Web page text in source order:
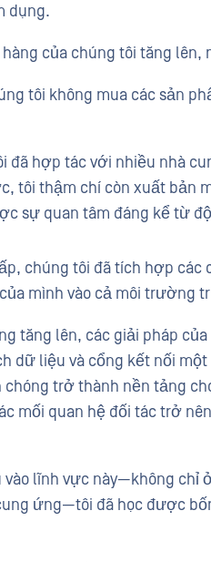
dụng.
của chúng tôi tăng lên,
tôi không mua các sản
đã hợp tác với nhiều nhà
tôi thậm chí còn xuất bản
sự quan tâm đáng kể từ
chúng tôi đã tích hợp các
của mình vào cả môi trường
tăng lên, các giải pháp
dữ liệu và cổng kết nối
chóng trở thành nền tảng
mối quan hệ đối tác trở
vào lĩnh vực này—không chỉ
ứng—tôi đã học được